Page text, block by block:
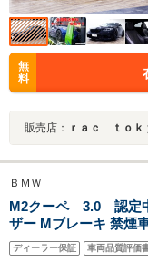
無
料
販売店： ｒａｃ ｔｏｋ
ＢＭＷ
M2クーペ 3.0 認定
ザー Mブレーキ 禁煙
ディーラー保証 車両品質評価